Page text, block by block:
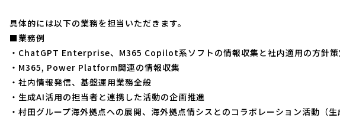
具体的には以下の業務を担当いただきます。
■業務例
・ChatGPT Enterprise、M365 Copilot系ソフトの情報収集と社内適用の方針策
・M365, Power Platform関連の情報収集
・社内情報発信、基盤運用業務全般
・生成AI活用の担当者と連携した活動の企画推進
・村田グループ海外拠点への展開、海外拠点情シスとのコラボレーション活動（生